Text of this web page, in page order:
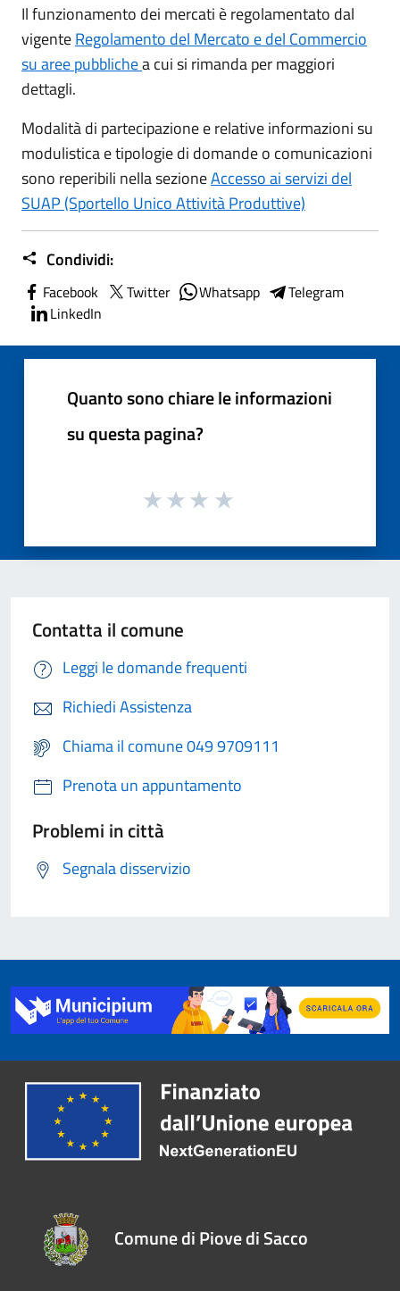
Il funzionamento dei mercati è regolamentato dal
vigenteRegolamento del Mercato e del Commercio
su aree pubblichea cui si rimanda per maggiori
dettagli.
Modalità di partecipazione e relative informazioni su
modulistica e tipologie di domande o comunicazioni
sono reperibili nella sezioneAccesso ai servizi del
SUAP (Sportello Unico Attività Produttive)
Condividi:
Facebook Twitter Whatsapp
Telegram
LinkedIn
Quanto sono chiare le informazioni
su questa pagina?
Contatta il comune
Leggi le domande frequenti
Richiedi Assistenza
Chiama il comune 049 9709111
Prenota un appuntamento
Problemi in città
Segnala disservizio
Comune di Piove di Sacco